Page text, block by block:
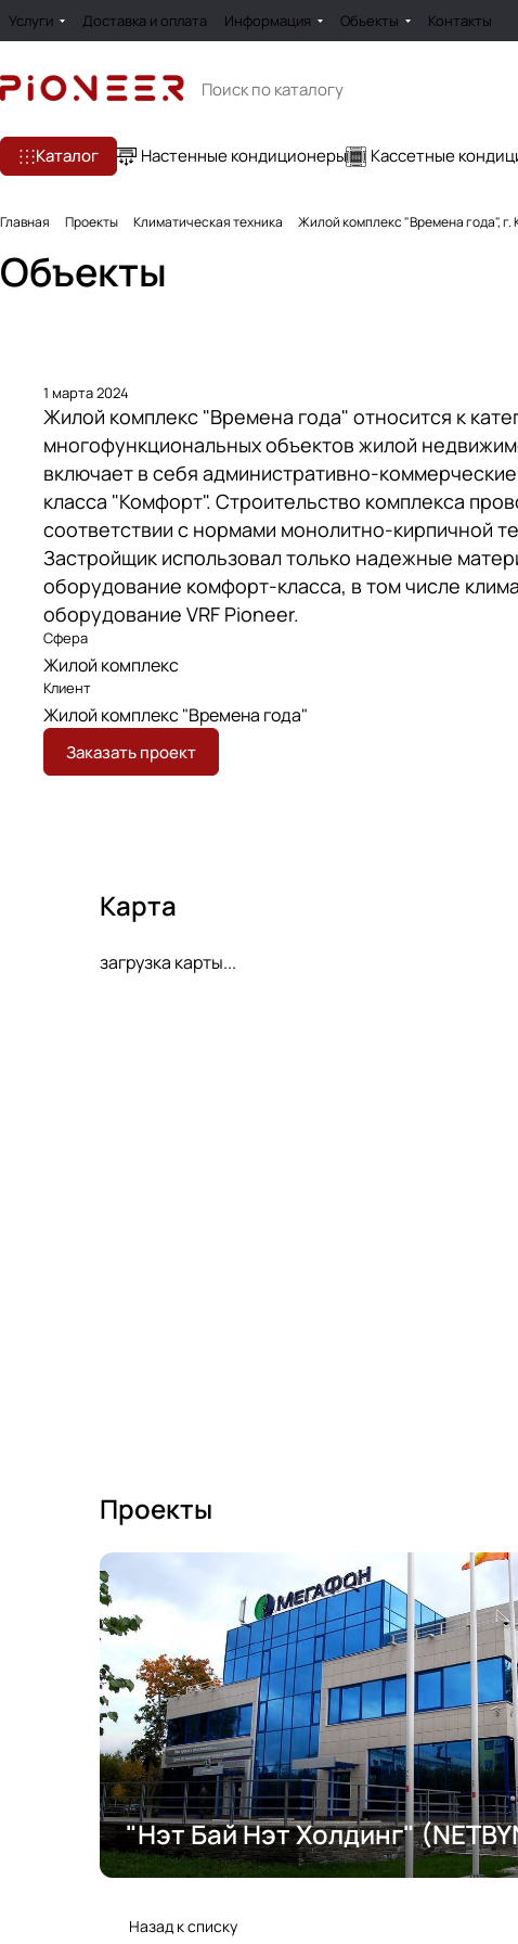
Услуги Доставка и оплата Информация Обьекты Контакты
Каталог Настенные кондиционеры Кассетные
Главная Проекты Климатическая техника Жилой комплекс "Времена года", г.
Объекты
1 марта 2024
Жилой комплекс "Времена года" относится к
многофункциональных объектов жилой
включает в себя административно-
класса "Комфорт". Строительство комплекса
соответствии с нормами монолитно-кирпичной
Застройщик использовал только надежные
оборудование комфорт-класса, в том числе
оборудование VRF Pioneer.
Сфера
Жилой комплекс
Клиент
Жилой комплекс "Времена года"
Заказать проект
Карта
загрузка карты...
Проекты
"Нэт Бай Нэт Холдинг"
Назад к списку